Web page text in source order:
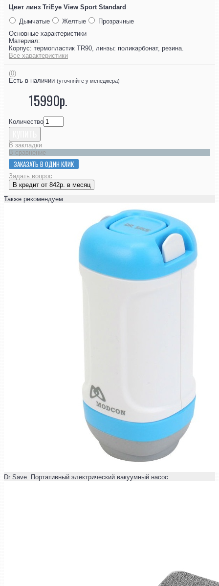
Цвет линз TriEye View Sport Standard
Дымчатые
Желтые
Прозрачные
Основные характеристики
Материал:
Корпус: термопластик TR90, линзы: поликарбонат, резина.
Все характеристики
(0)
Есть в наличии (уточняйте у менеджера)
15990р.
Количество
В закладки
В сравнение
ЗАКАЗАТЬ В ОДИН КЛИК
Задать вопрос
В кредит от 842р. в месяц
Также рекомендуем
Dr Save. Портативный электрический вакуумный насос